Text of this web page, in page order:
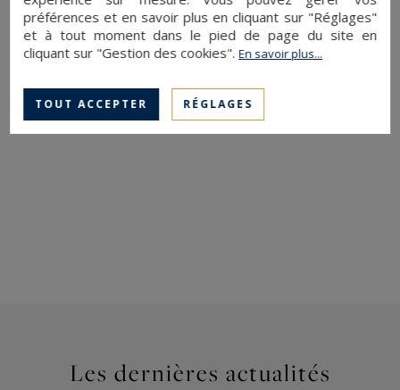
avec piscineprofite d’un accès privatif à la mer.
https://www.corsica-sothebysrealty.com/fr/immobilier-luxe-
corse/ref-pc3-200/vente-villa-porto-vecchio-10-pieces-7-
chambres-20137/
Les dernières actualités
préférences et en savoir plus en cliquant sur "Réglages"
et à tout moment dans le pied de page du site en
cliquant sur "Gestion des cookies".En savoir plus...
TOUT ACCEPTER RÉGLAGES